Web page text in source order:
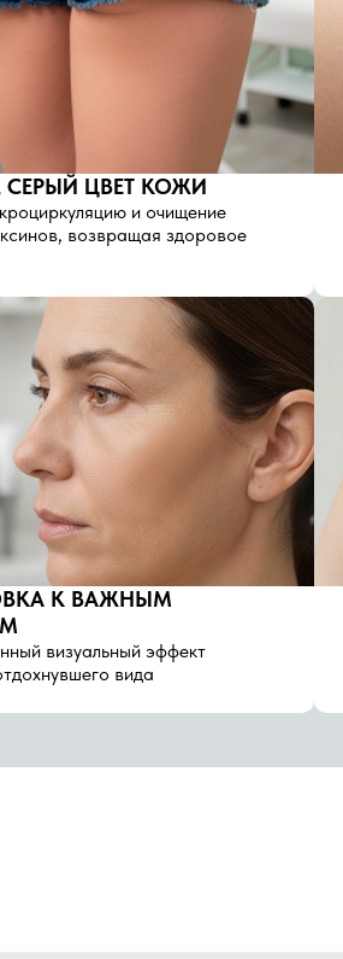
СЕРЫЙ ЦВЕТ КОЖИ
и очищение
возвращая здоровое
К ВАЖНЫМ
визуальный эффект
вида